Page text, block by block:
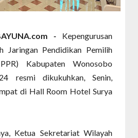
- Kepengurusan
Jaringan Pendidikan Pemilih
Kabupaten Wonosobo
resmi dikukuhkan, Senin,
di Hall Room Hotel Surya
Ketua Sekretariat Wilayah